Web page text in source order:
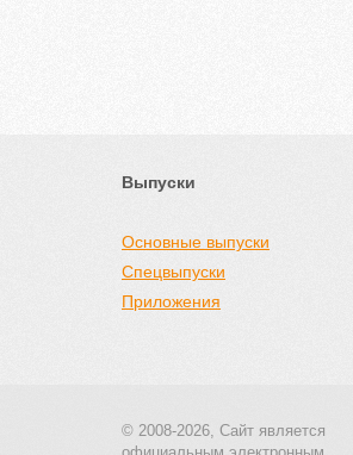
Выпуски
Основные выпуски
Спецвыпуски
Приложения
© 2008-2026, Сайт является